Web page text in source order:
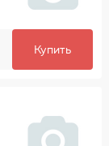
Купить